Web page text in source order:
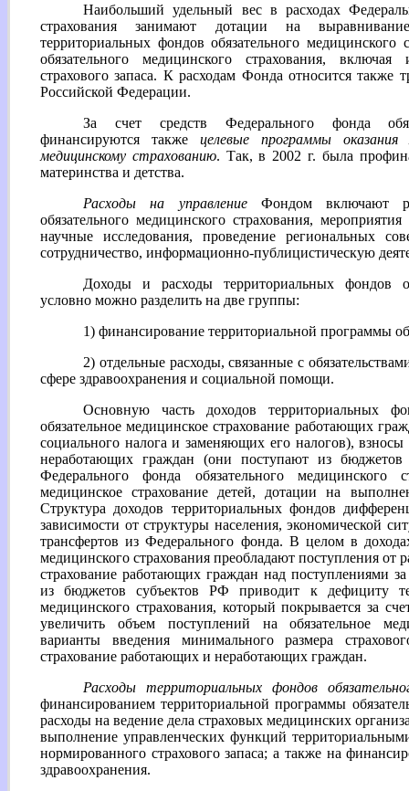
Наибольший удельный вес в расходах
страхования занимают дотации на
территориальных фондов обязательного
обязательного медицинского страхования, включая
страхового запаса. К расходам Фонда относится также
Российской Федерации.
За счет средств Федерального фонда
финансируются также целевые программы
медицинскому страхованию. Так, в 2002 г. была
материнства и детства.
Расходы на управлениеФондом включают
обязательного медицинского страхования,
научные исследования, проведение региональных
сотрудничество, информационно-публицистическую
Доходы и расходы территориальных фондов
условно можно разделить на две группы:
1) финансирование территориальной программы
2) отдельные расходы, связанные с
сфере здравоохранения и социальной помощи.
Основную часть доходов территориальных
обязательное медицинское страхование работающих
социального налога и заменяющих его налогов), взносы
неработающих граждан (они поступают из
Федерального фонда обязательного медицинского
медицинское страхование детей, дотации на
Структура доходов территориальных фондов
зависимости от структуры населения, экономической
трансфертов из Федерального фонда. В целом в
медицинского страхования преобладают поступления от
страхование работающих граждан над поступлениями
из бюджетов субъектов РФ приводит к дефициту
медицинского страхования, который покрывается за
увеличить объем поступлений на обязательное
варианты введения минимального размера
страхование работающих и неработающих граждан.
Расходы территориальных фондов
финансированием территориальной программы
расходы на ведение дела страховых медицинских
выполнение управленческих функций
нормированного страхового запаса; а также на
здравоохранения.